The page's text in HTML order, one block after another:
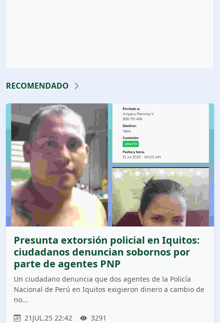
RECOMENDADO
Presunta extorsión policial en Iquitos:
ciudadanos denuncian sobornos por
parte de agentes PNP
Un ciudadano denuncia que dos agentes de la Policía
Nacional de Perú en Iquitos exigieron dinero a cambio de
no...
21JUL.25 22:42
3291